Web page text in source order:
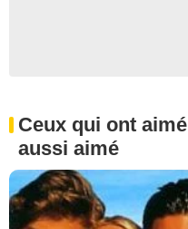
Ceux qui ont
aussi aimé